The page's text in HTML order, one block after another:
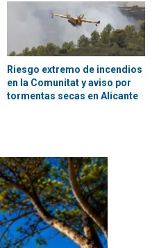
Riesgo extremo de incendios
en la Comunitat y aviso por
tormentas secas en Alicante